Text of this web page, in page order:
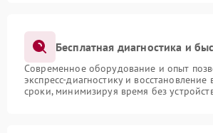
Бесплатная диагностика и
Современное оборудование и опыт
экспресс-диагностику и
сроки, минимизируя время без